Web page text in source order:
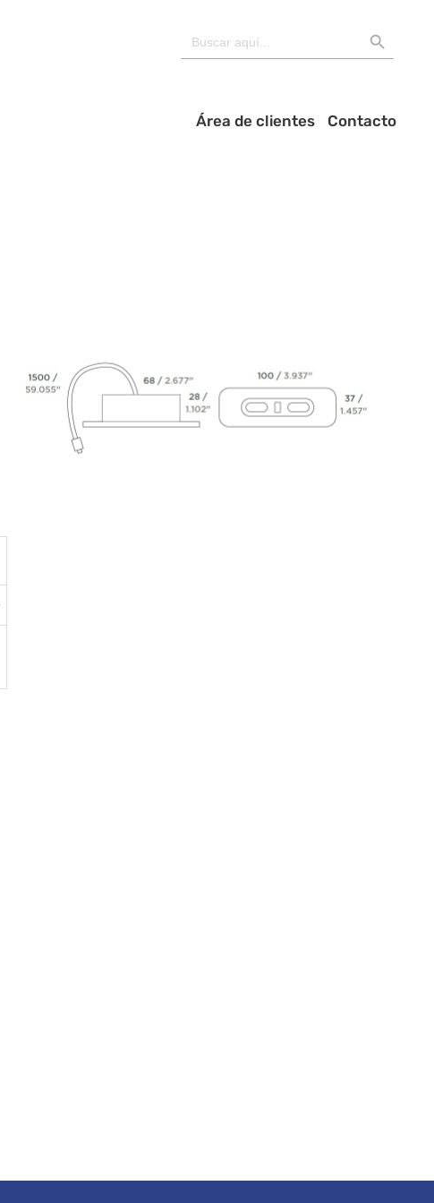
Área de clientes Contacto